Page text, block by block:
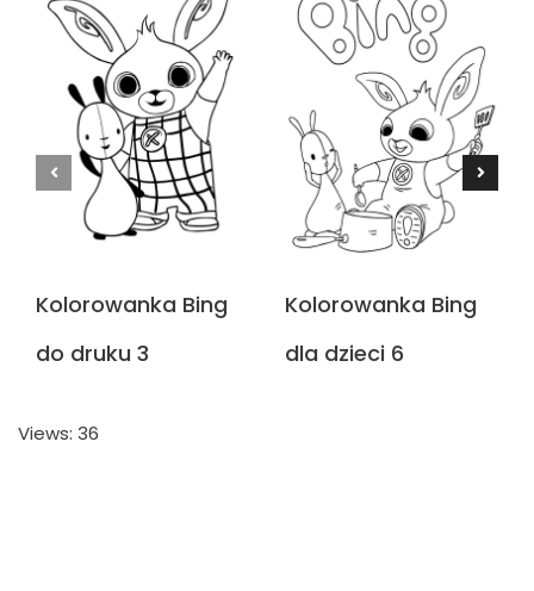
Kolorowanka Bing
do druku 3
Kolorowanka Bing
dla dzieci 6
Views: 36